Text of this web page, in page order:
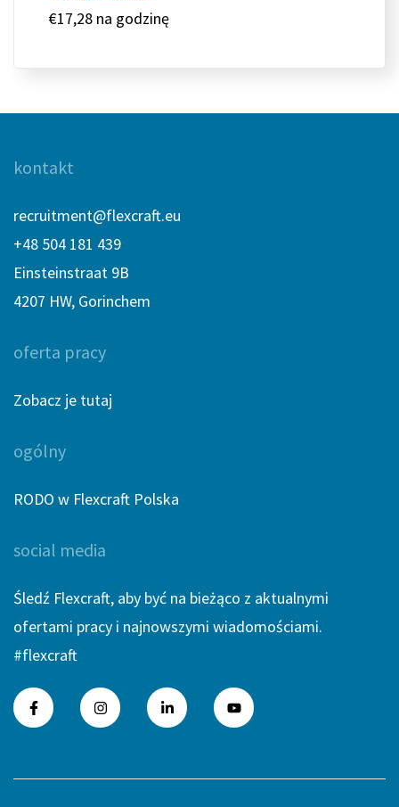
€17,28 na godzinę
kontakt
recruitment@flexcraft.eu
+48 504 181 439
Einsteinstraat 9B
4207 HW, Gorinchem
oferta pracy
Zobacz je tutaj
ogólny
RODO w Flexcraft Polska
social media
Śledź Flexcraft, aby być na bieżąco z aktualnymi
ofertami pracy i najnowszymi wiadomościami.
#flexcraft